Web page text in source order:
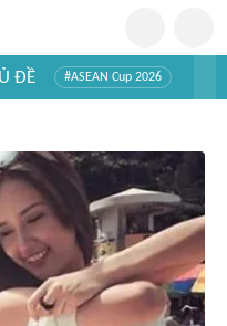
ĐỀ #ASEAN Cup 2026